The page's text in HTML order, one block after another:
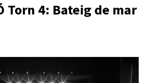
Torn 4: Bateig de mar